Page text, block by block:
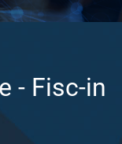
- Fisc-in